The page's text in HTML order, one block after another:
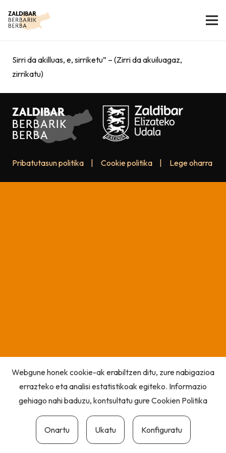
Sirri da akilluas, e, sirriketu” – (Zirri da akuiluagaz,
zirrikatu)
Pribatutasun politika Cookie politika Lege oharra
Webgune honek cookie-ak erabiltzen ditu, zure nabigazioa
errazteko eta analisi estatistikoak egiteko. Informazio
gehiago nahi baduzu, kontsultatu gureCookien Politika
Onartu Ukatu Konfiguratu